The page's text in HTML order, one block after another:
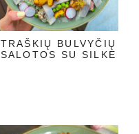
TRAŠKIŲ BULVYČIŲ
SALOTOS SU SILKE